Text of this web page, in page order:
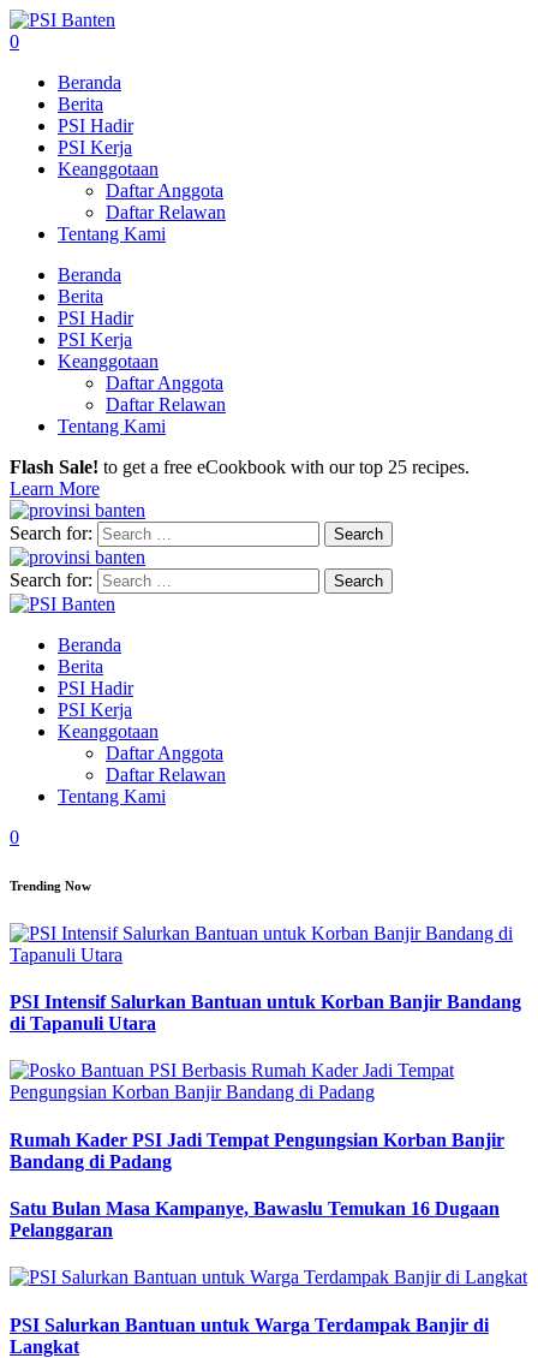
0
Beranda
Berita
PSI Hadir
PSI Kerja
Keanggotaan
Daftar Anggota
Daftar Relawan
Tentang Kami
Beranda
Berita
PSI Hadir
PSI Kerja
Keanggotaan
Daftar Anggota
Daftar Relawan
Tentang Kami
Flash Sale! to get a free eCookbook with our top 25 recipes.
Learn More
Search for:
Search for:
Beranda
Berita
PSI Hadir
PSI Kerja
Keanggotaan
Daftar Anggota
Daftar Relawan
Tentang Kami
0
Trending Now
PSI Intensif Salurkan Bantuan untuk Korban Banjir Bandang
di Tapanuli Utara
Rumah Kader PSI Jadi Tempat Pengungsian Korban Banjir
Bandang di Padang
Satu Bulan Masa Kampanye, Bawaslu Temukan 16 Dugaan
Pelanggaran
PSI Salurkan Bantuan untuk Warga Terdampak Banjir di
Langkat